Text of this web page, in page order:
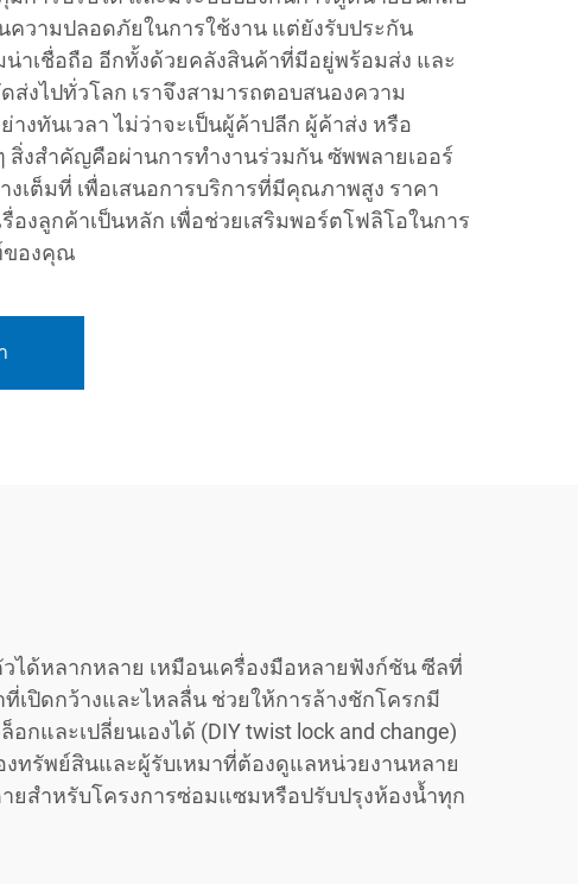
ความปลอดภัยในการใช้งาน แต่ยังรับประกัน
าเชื่อถือ อีกทั้งด้วยคลังสินค้าที่มีอยู่พร้อมส่ง และ
ส่งไปทั่วโลก เราจึงสามารถตอบสนองความ
างทันเวลา ไม่ว่าจะเป็นผู้ค้าปลีก ผู้ค้าส่ง หรือ
สิ่งสำคัญคือผ่านการทำงานร่วมกัน ซัพพลายเออร์
เต็มที่ เพื่อเสนอการบริการที่มีคุณภาพสูง ราคา
องลูกค้าเป็นหลัก เพื่อช่วยเสริมพอร์ตโฟลิโอในการ
องคุณ
ด้หลากหลาย เหมือนเครื่องมือหลายฟังก์ชัน ซีลที่
เปิดกว้างและไหลลื่น ช่วยให้การล้างชักโครกมี
และเปลี่ยนเองได้ (DIY twist lock and change)
งทรัพย์สินและผู้รับเหมาที่ต้องดูแลหน่วยงานหลาย
ยสำหรับโครงการซ่อมแซมหรือปรับปรุงห้องน้ำทุก